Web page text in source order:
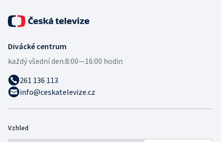
Divácké centrum
každý všední den:8:00—16:00 hodin
261 136 113
info@ceskatelevize.cz
Vzhled